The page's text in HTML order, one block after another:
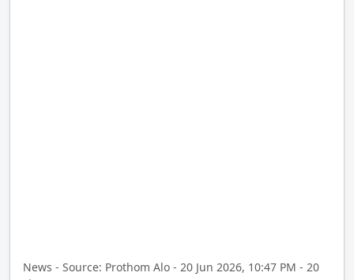
News - Source: Prothom Alo - 20 Jun 2026, 10:47 PM - 20